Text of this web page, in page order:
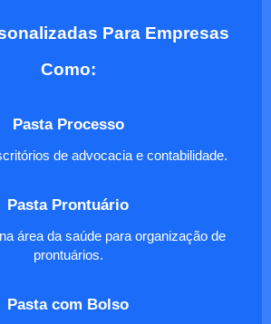
Para Empresas
Como:
Pasta Processo
de advocacia e contabilidade.
Pasta Prontuário
área da saúde para organização de
prontuários.
Pasta com Bolso